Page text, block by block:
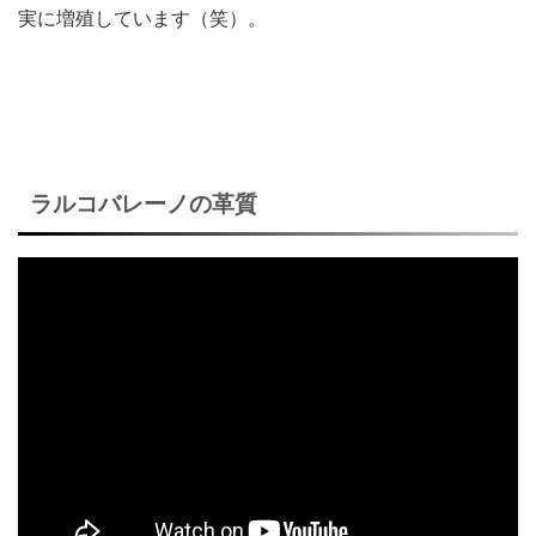
実に増殖しています（笑）。
ラルコバレーノの革質